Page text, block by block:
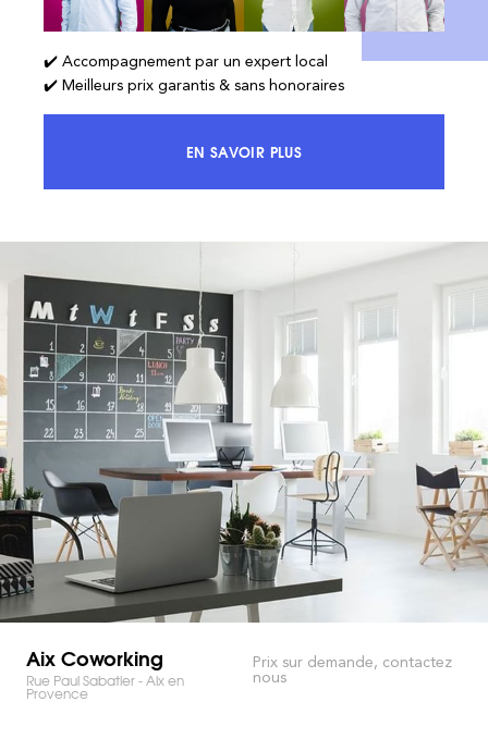
✔️ Accompagnement par un expert local
✔️ Meilleurs prix garantis & sans honoraires
EN SAVOIR PLUSACCÉDEZ À 100% DU MARCHÉ ET
Aix Coworking
Rue Paul Sabatier - Aix en
Provence
Prix sur demande, contactez
nous